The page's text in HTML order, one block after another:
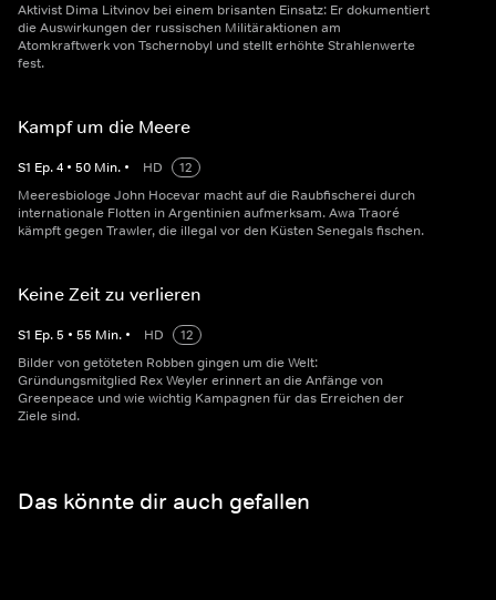
Aktivist Dima Litvinov bei einem brisanten Einsatz: Er dokumentiert
die Auswirkungen der russischen Militäraktionen am
Atomkraftwerk von Tschernobyl und stellt erhöhte Strahlenwerte
fest.
Kampf um die Meere
S1 Ep.4 • 50 Min. • HD
12
Meeresbiologe John Hocevar macht auf die Raubfischerei durch
internationale Flotten in Argentinien aufmerksam. Awa Traoré
kämpft gegen Trawler, die illegal vor den Küsten Senegals fischen.
Keine Zeit zu verlieren
S1 Ep.5 • 55 Min. • HD
12
Bilder von getöteten Robben gingen um die Welt:
Gründungsmitglied Rex Weyler erinnert an die Anfänge von
Greenpeace und wie wichtig Kampagnen für das Erreichen der
Ziele sind.
Das könnte dir auch gefallen